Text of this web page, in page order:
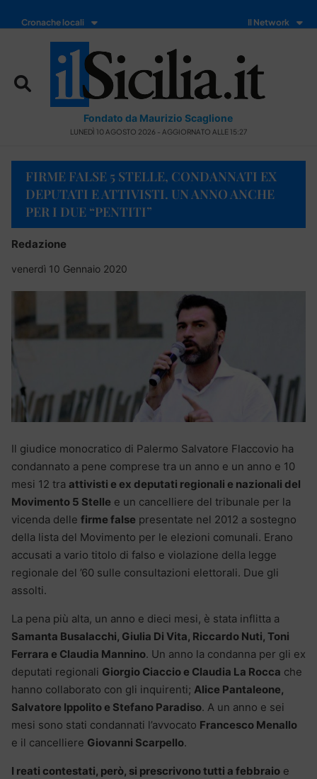
Cronache locali Il Network
Fondato da Maurizio Scaglione
LUNEDÌ 10 AGOSTO 2026 - AGGIORNATO ALLE 15:27
FIRME FALSE 5 STELLE, CONDANNATI EX
DEPUTATI E ATTIVISTI. UN ANNO ANCHE
PER I DUE “PENTITI”
Redazione
venerdì 10 Gennaio 2020
Il giudice monocratico di Palermo Salvatore Flaccovio ha
condannato a pene comprese tra un anno e un anno e 10
mesi 12 tra attivisti e ex deputati regionali e nazionali del
Movimento 5 Stelle e un cancelliere del tribunale per la
vicenda delle firme false presentate nel 2012 a sostegno
della lista del Movimento per le elezioni comunali. Erano
accusati a vario titolo di falso e violazione della legge
regionale del ’60 sulle consultazioni elettorali. Due gli
assolti.
La pena più alta, un anno e dieci mesi, è stata inflitta a
Samanta Busalacchi, Giulia Di Vita, Riccardo Nuti, Toni
Ferrara e Claudia Mannino. Un anno la condanna per gli ex
deputati regionali Giorgio Ciaccio e Claudia La Rocca che
hanno collaborato con gli inquirenti; Alice Pantaleone,
Salvatore Ippolito e Stefano Paradiso. A un anno e sei
mesi sono stati condannati l’avvocato Francesco Menallo
e il cancelliere Giovanni Scarpello.
I reati contestati, però, si prescrivono tutti a febbraio e